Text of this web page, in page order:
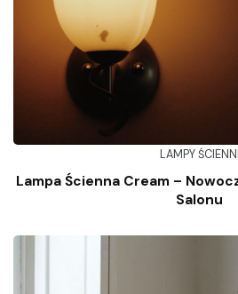
LAMPY
Lampa Ścienna Cream –
Salonu